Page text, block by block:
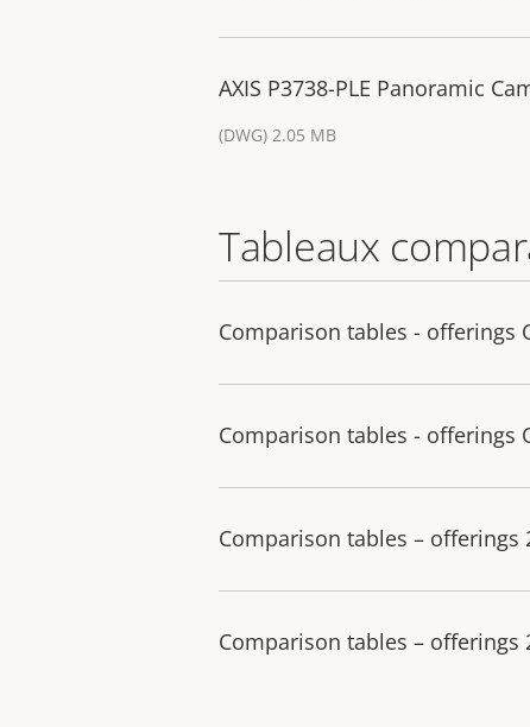
AXIS P3738-PLE Panoramic
(DWG) 2.05 MB
Tableaux
Comparison tables - offerings
Comparison tables - offerings
Comparison tables – offerings
Comparison tables – offerings